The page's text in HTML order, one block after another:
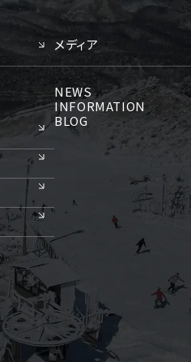
メディア
NEWS
INFORMATION
BLOG